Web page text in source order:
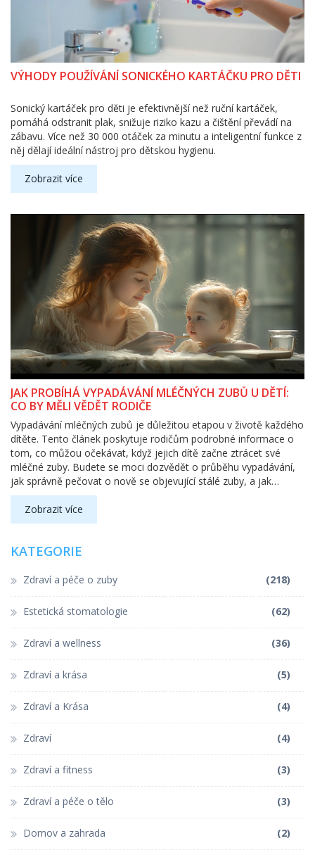
VÝHODY POUŽÍVÁNÍ SONICKÉHO KARTÁČKU PRO DĚTI
Sonický kartáček pro děti je efektivnější než ruční kartáček,
pomáhá odstranit plak, snižuje riziko kazu a čištění převádí na
zábavu. Více než 30 000 otáček za minutu a inteligentní funkce z
něj dělají ideální nástroj pro dětskou hygienu.
Zobrazit více
JAK PROBÍHÁ VYPADÁVÁNÍ MLÉČNÝCH ZUBŮ U DĚTÍ:
CO BY MĚLI VĚDĚT RODIČE
Vypadávání mléčných zubů je důležitou etapou v životě každého
dítěte. Tento článek poskytuje rodičům podrobné informace o
tom, co můžou očekávat, když jejich dítě začne ztrácet své
mléčné zuby. Budete se moci dozvědět o průběhu vypadávání,
jak správně pečovat o nově se objevující stálé zuby, a jak
podpořit své dítě během tohoto přechodového období.
Nabídnuty jsou také tipy na to, jak udržet ústní hygienu na
vysoké úrovni a zajímavé fakty o mléčných zubech.
Zobrazit více
KATEGORIE
Zdraví a péče o zuby (218)
Estetická stomatologie (62)
Zdraví a wellness (36)
Zdraví a krása (5)
Zdraví a Krása (4)
Zdraví (4)
Zdraví a fitness (3)
Zdraví a péče o tělo (3)
Domov a zahrada (2)